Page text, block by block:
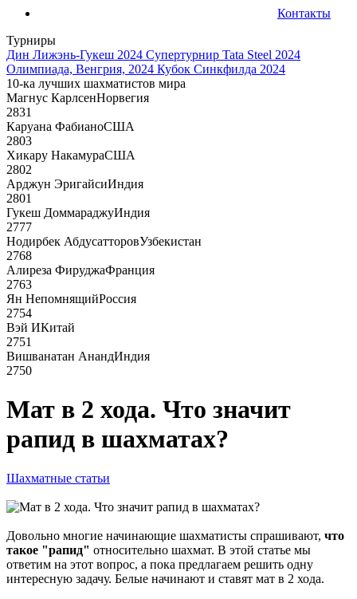
Контакты
Турниры
Дин Лижэнь-Гукеш 2024 Супертурнир Tata Steel 2024
Олимпиада, Венгрия, 2024 Кубок Синкфилда 2024
10-ка лучших шахматистов мира
Магнус КарлсенНорвегия
2831
Каруана ФабианоСША
2803
Хикару НакамураСША
2802
Арджун ЭригайсиИндия
2801
Гукеш ДоммараджуИндия
2777
Нодирбек АбдусатторовУзбекистан
2768
Алиреза ФируджаФранция
2763
Ян НепомнящийРоссия
2754
Вэй ИКитай
2751
Вишванатан АнандИндия
2750
Мат в 2 хода. Что значит
рапид в шахматах?
Шахматные статьи
Довольно многие начинающие шахматисты спрашивают, что
такое "рапид" относительно шахмат. В этой статье мы
ответим на этот вопрос, а пока предлагаем решить одну
интересную задачу. Белые начинают и ставят мат в 2 хода.